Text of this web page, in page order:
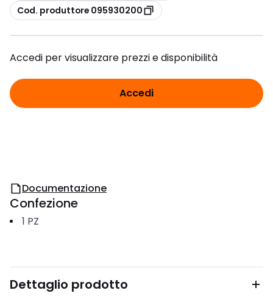
copia
Cod. produttore 095930200
Accedi per visualizzare prezzi e disponibilità
Accedi
Documentazione
Confezione
1 PZ
Dettaglio prodotto